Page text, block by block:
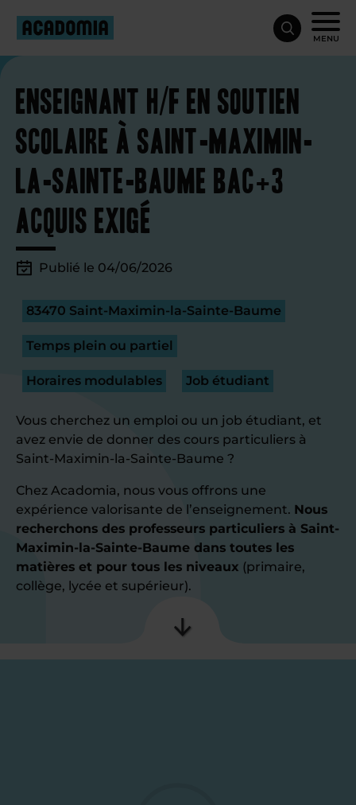
MENU
Enseignant H/F en soutien
scolaire à Saint-Maximin-
la-Sainte-Baume Bac+3
acquis exigé
Publié le 04/06/2026
83470 Saint-Maximin-la-Sainte-Baume
Temps plein ou partiel
Horaires modulables Job étudiant
Vous cherchez un emploi ou un job étudiant, et
avez envie de donner des cours particuliers à
Saint-Maximin-la-Sainte-Baume ?
Chez Acadomia, nous vous offrons une
expérience valorisante de l’enseignement. Nous
recherchons des professeurs particuliers à Saint-
Maximin-la-Sainte-Baume dans toutes les
matières et pour tous les niveaux (primaire,
collège, lycée et supérieur).